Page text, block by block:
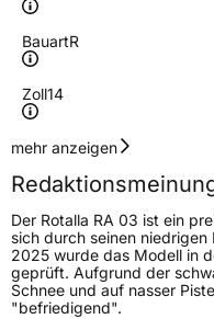
BauartR
Zoll14
Geschwindigkeitsindex
Höchstgeschwindigkeit
Lastindex85
Höchstlast515 kg
mehr anzeigen
Der Rotalla RA 03 ist ein
sich durch seinen niedrigen
2025 wurde das Modell in
geprüft. Aufgrund der
Schnee und auf nasser
"befriedigend".